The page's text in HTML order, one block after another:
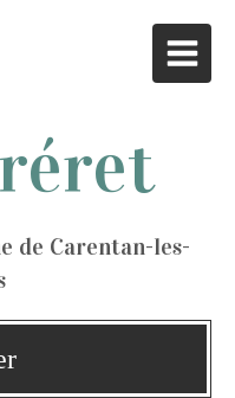
de Carentan-les-